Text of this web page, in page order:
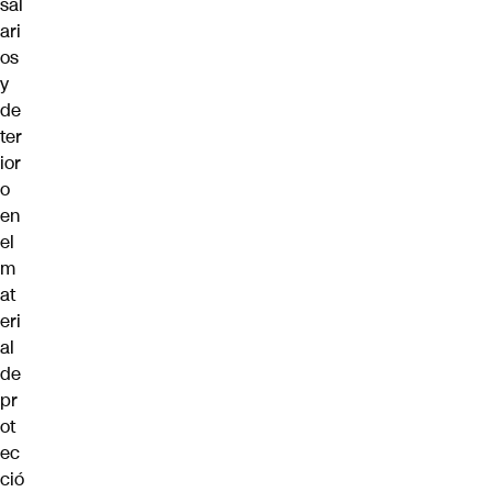
ari
os
y
de
ter
ior
o
en
el
m
at
eri
al
de
pr
ot
ec
ció